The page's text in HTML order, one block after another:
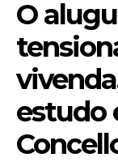
O
estudo